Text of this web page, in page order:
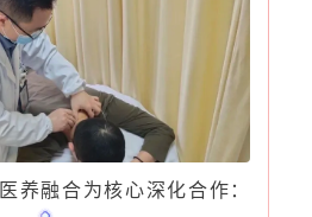
养融合为核心深化合作：